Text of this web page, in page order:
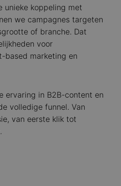
unieke koppeling met
we campagnes targeten
of branche. Dat
voor
based marketing en
ervaring in B2B-content en
volledige funnel. Van
van eerste klik tot